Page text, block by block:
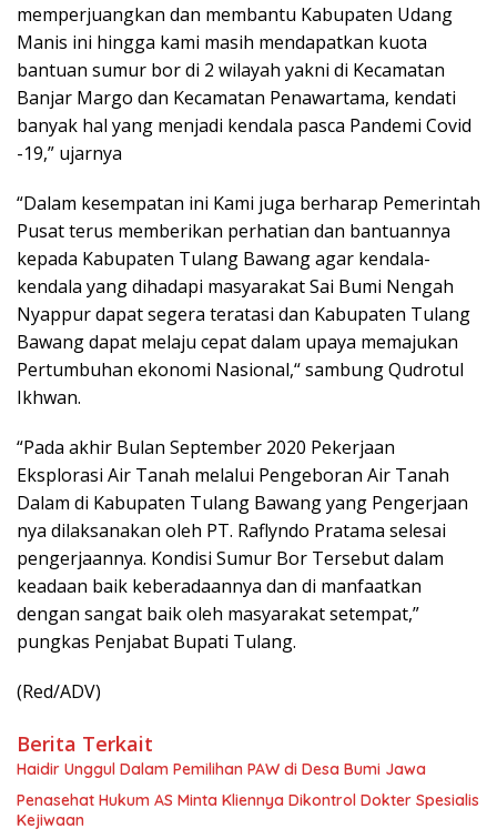
memperjuangkan dan membantu Kabupaten Udang
Manis ini hingga kami masih mendapatkan kuota
bantuan sumur bor di 2 wilayah yakni di Kecamatan
Banjar Margo dan Kecamatan Penawartama, kendati
banyak hal yang menjadi kendala pasca Pandemi Covid
-19,” ujarnya
“Dalam kesempatan ini Kami juga berharap Pemerintah
Pusat terus memberikan perhatian dan bantuannya
kepada Kabupaten Tulang Bawang agar kendala-
kendala yang dihadapi masyarakat Sai Bumi Nengah
Nyappur dapat segera teratasi dan Kabupaten Tulang
Bawang dapat melaju cepat dalam upaya memajukan
Pertumbuhan ekonomi Nasional,“ sambung Qudrotul
Ikhwan.
“Pada akhir Bulan September 2020 Pekerjaan
Eksplorasi Air Tanah melalui Pengeboran Air Tanah
Dalam di Kabupaten Tulang Bawang yang Pengerjaan
nya dilaksanakan oleh PT. Raflyndo Pratama selesai
pengerjaannya. Kondisi Sumur Bor Tersebut dalam
keadaan baik keberadaannya dan di manfaatkan
dengan sangat baik oleh masyarakat setempat,”
pungkas Penjabat Bupati Tulang.
(Red/ADV)
Berita Terkait
Haidir Unggul Dalam Pemilihan PAW di Desa Bumi Jawa
Penasehat Hukum AS Minta Kliennya Dikontrol Dokter Spesialis
Kejiwaan